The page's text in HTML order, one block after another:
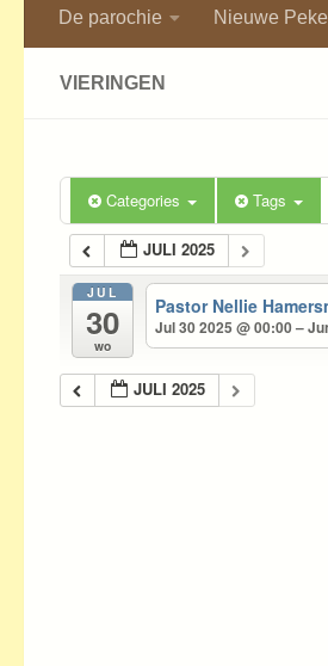
De parochie Nieuwe
VIERINGEN
Categories Tags
JULI 2025
JUL
30
wo
Pastor Nellie
Jul 30 2025 @ 00:00 –
JULI 2025